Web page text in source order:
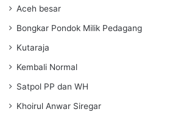
Aceh besar
Bongkar Pondok Milik Pedagang
Kutaraja
Kembali Normal
Satpol PP dan WH
Khoirul Anwar Siregar